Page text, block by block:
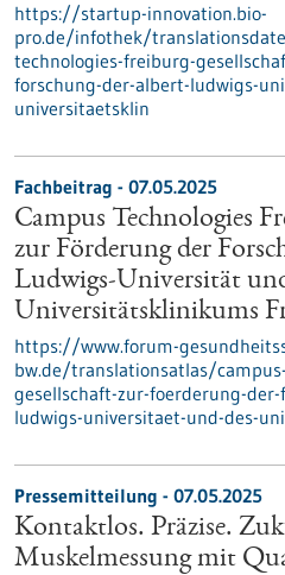
https://startup-innovation.bio-
pro.de/infothek/
technologies-freiburg-
forschung-der-albert-ludwigs-
universitaetsklin
Fachbeitrag - 07.05.2025
Campus Technologies
zur Förderung der
Ludwigs-Universität
Universitätsklinikums
https://www.forum-
bw.de/translationsatlas/
gesellschaft-zur-foerderung-
ludwigs-universitaet-und-des-
Pressemitteilung - 07.05.2025
Kontaktlos. Präzise.
Muskelmessung mit